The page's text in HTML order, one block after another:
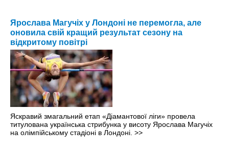
Ярослава Магучіх у Лондоні не перемогла, але
оновила свій кращий результат сезону на
відкритому повітрі
Яскравий змагальний етап «Діамантової ліги» провела
титулована українська стрибунка у висоту Ярослава Магучіх
на олімпійському стадіоні в Лондоні. >>